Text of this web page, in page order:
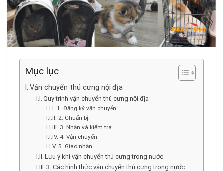
Mục lục
Vận chuyển thú cưng nội địa
Quy trình vận chuyển thú cưng nội địa :
1. Đăng ký vận chuyển:
2. Chuẩn bị:
3. Nhận và kiểm tra:
4. Vận chuyển:
5. Giao nhận:
Lưu ý khi vận chuyển thú cưng trong nước
3. Các hình thức vận chuyển thú cưng trong nước